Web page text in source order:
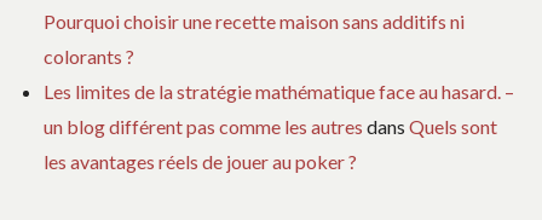
Pourquoi choisir une recette maison sans additifs ni
colorants ?
Les limites de la stratégie mathématique face au hasard. –
un blog différent pas comme les autres dans Quels sont
les avantages réels de jouer au poker ?